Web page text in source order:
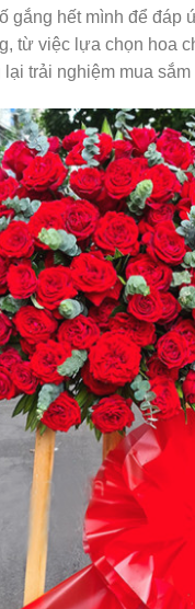
gắng hết mình để đáp
từ việc lựa chọn hoa
lại trải nghiệm mua